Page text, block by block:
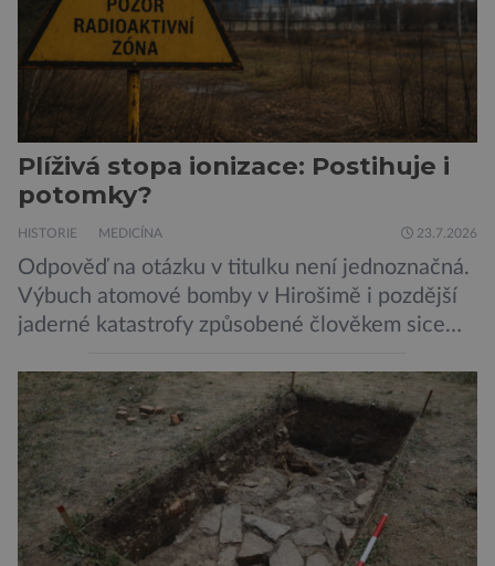
Plíživá stopa ionizace: Postihuje i
potomky?
HISTORIE MEDICÍNA 23.7.2026
Odpověď na otázku v titulku není jednoznačná.
Výbuch atomové bomby v Hirošimě i pozdější
jaderné katastrofy způsobené člověkem sice
slabší a dlouhodobé záření poškozuje DNA.
Přesto není stále zcela jasné, nakolik se mutace
vzniklé ozářením přenášejí na potomstvo. Před
pěti lety, těsně před 35. výročím výbuchu
Černobylské jaderné elektrárny, […]